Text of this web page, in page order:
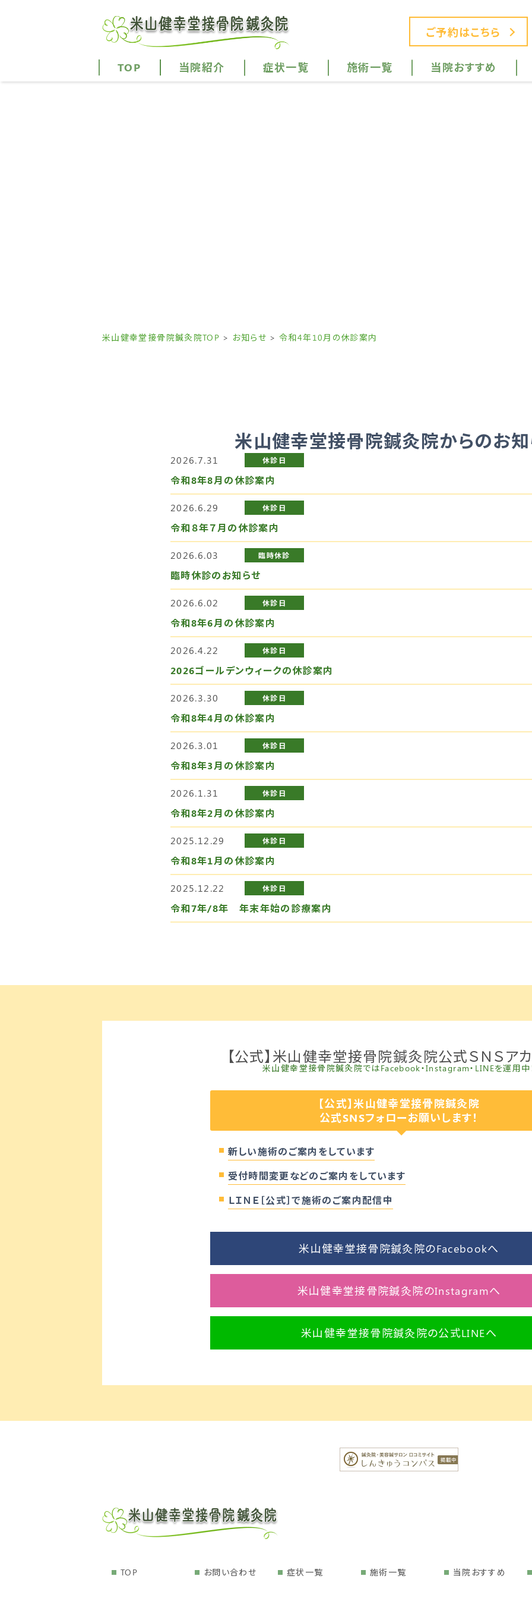
ご予約はこちら
TOP 当院紹介 症状一覧 施術一覧 当院おすすめ
米山健幸堂接骨院鍼灸院TOP お知らせ 令和4年10月の休診案内
米山健幸堂接骨院鍼灸院からのお知
2026.7.31 休診日
令和8年8月の休診案内
2026.6.29 休診日
令和８年７月の休診案内
2026.6.03 臨時休診
臨時休診のお知らせ
2026.6.02 休診日
令和8年6月の休診案内
2026.4.22 休診日
2026ゴールデンウィークの休診案内
2026.3.30 休診日
令和8年4月の休診案内
2026.3.01 休診日
令和8年3月の休診案内
2026.1.31 休診日
令和8年2月の休診案内
2025.12.29 休診日
令和8年1月の休診案内
2025.12.22 休診日
令和7年/8年 年末年始の診療案内
【公式】米山健幸堂接骨院鍼灸院公式ＳＮＳア
米山健幸堂接骨院鍼灸院ではFacebook・Instagram・LINEを運用中
【公式】米山健幸堂接骨院鍼灸院
公式SNSフォローお願いします！
新しい施術のご案内をしています
受付時間変更などのご案内をしています
ＬＩＮＥ［公式］で施術のご案内配信中
米山健幸堂接骨院鍼灸院のFacebookへ
米山健幸堂接骨院鍼灸院のInstagramへ
米山健幸堂接骨院鍼灸院の公式LINEへ
TOP お問い合わせ 症状一覧 施術一覧 当院おすすめ